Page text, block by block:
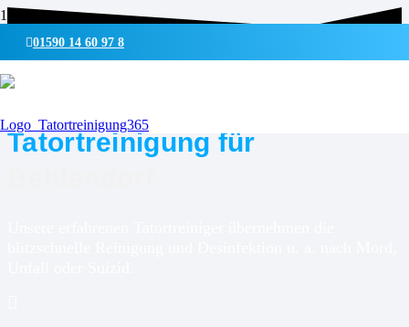
01590 14 60 97 8
Tatortreinigung für